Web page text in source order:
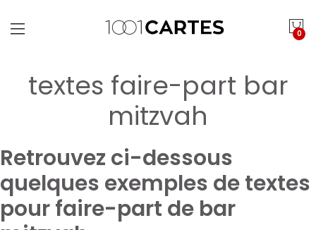
0
textes faire-part bar
mitzvah
Retrouvez ci-dessous
quelques exemples de textes
pour faire-part de bar